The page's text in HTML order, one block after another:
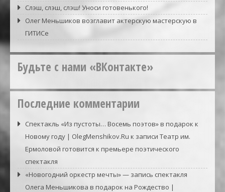
Слэш, слэш, слэш! Уноси готовенького!
Олег Меньшиков возглавит актерскую мастерскую в
ГИТИСе
Будьте с нами «ВКонтакте»
Последние комментарии
Спектакль «Из пустоты… Восемь поэтов» в подарок к
Новому году | OlegMenshikov.Ru к записи Театр им.
Ермоловой готовится к премьере поэтического
спектакля
«Новогодний оркестр мечты» — запись спектакля
Олега Меньшикова в подарок на Рождество |